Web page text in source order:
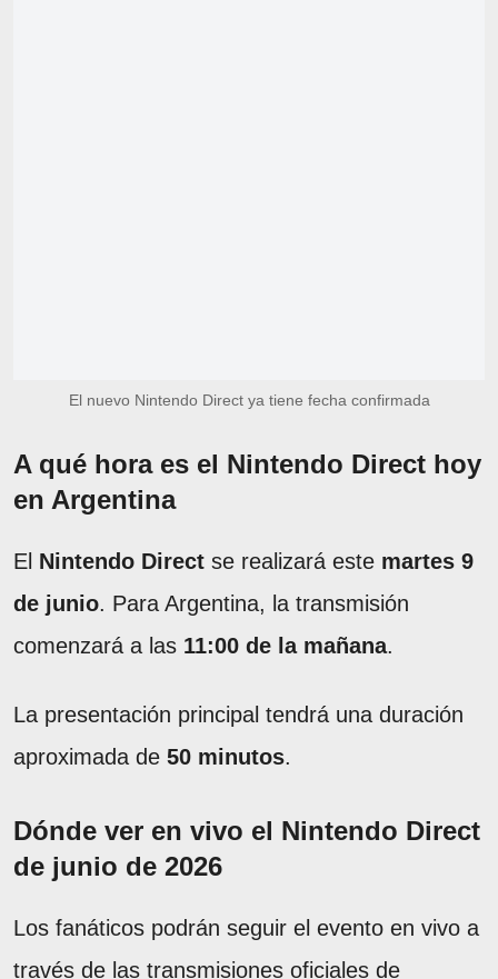
El nuevo Nintendo Direct ya tiene fecha confirmada
A qué hora es el Nintendo Direct hoy
en Argentina
El Nintendo Direct se realizará este martes 9
de junio. Para Argentina, la transmisión
comenzará a las 11:00 de la mañana.
La presentación principal tendrá una duración
aproximada de 50 minutos.
Dónde ver en vivo el Nintendo Direct
de junio de 2026
Los fanáticos podrán seguir el evento en vivo a
través de las transmisiones oficiales de